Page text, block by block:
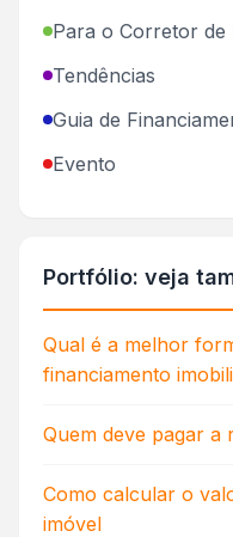
Para o Corretor de
Tendências
Guia de
Evento
Portfólio: veja
Qual é a melhor
financiamento
Quem deve pagar a
Como calcular o
imóvel